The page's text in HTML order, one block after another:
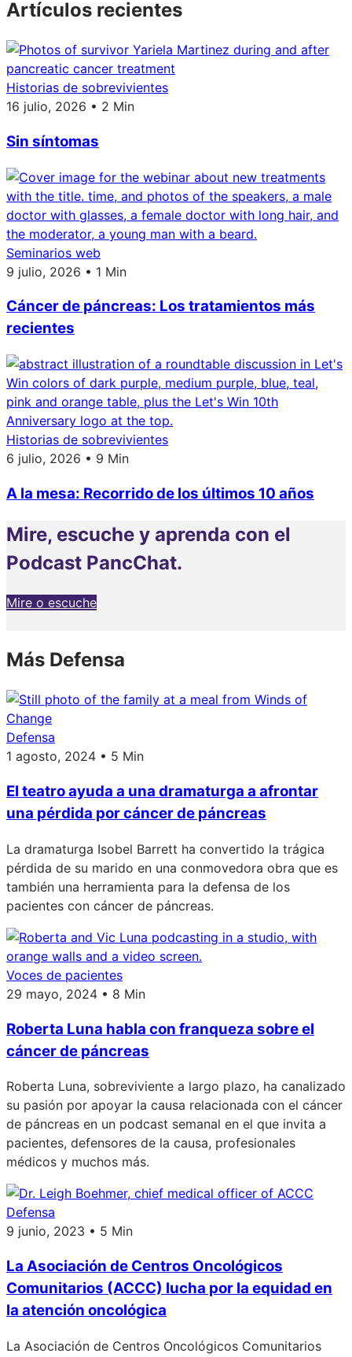
Artículos recientes
Historias de sobrevivientes
16 julio, 2026 • 2 Min
Sin síntomas
Seminarios web
9 julio, 2026 • 1 Min
Cáncer de páncreas: Los tratamientos más
recientes
Historias de sobrevivientes
6 julio, 2026 • 9 Min
A la mesa: Recorrido de los últimos 10 años
Mire, escuche y aprenda con el
Podcast PancChat.
Mire o escuche
Más Defensa
Defensa
1 agosto, 2024 • 5 Min
El teatro ayuda a una dramaturga a afrontar
una pérdida por cáncer de páncreas
La dramaturga Isobel Barrett ha convertido la trágica
pérdida de su marido en una conmovedora obra que es
también una herramienta para la defensa de los
pacientes con cáncer de páncreas.
Voces de pacientes
29 mayo, 2024 • 8 Min
Roberta Luna habla con franqueza sobre el
cáncer de páncreas
Roberta Luna, sobreviviente a largo plazo, ha canalizado
su pasión por apoyar la causa relacionada con el cáncer
de páncreas en un podcast semanal en el que invita a
pacientes, defensores de la causa, profesionales
médicos y muchos más.
Defensa
9 junio, 2023 • 5 Min
La Asociación de Centros Oncológicos
Comunitarios (ACCC) lucha por la equidad en
la atención oncológica
La Asociación de Centros Oncológicos Comunitarios